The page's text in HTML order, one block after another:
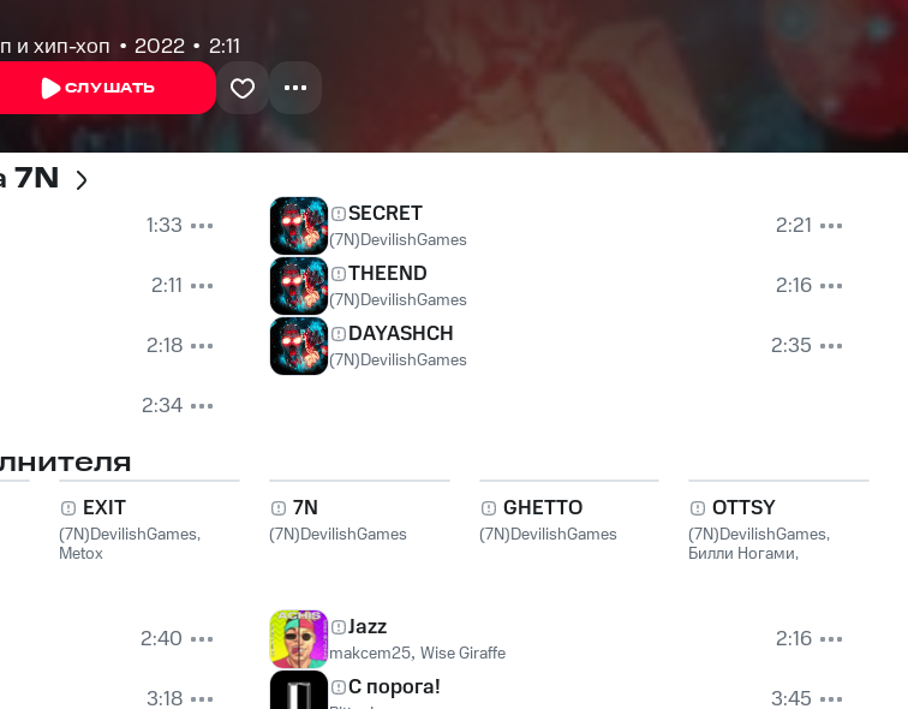
и хип-хоп 2022 2:11
СЛУШАТЬ
7N
1:33
2:11
2:18
2:34
SECRET
(7N)DevilishGames
2:21
THEEND
(7N)DevilishGames
2:16
DAYASHCH
(7N)DevilishGames 2:35
EXIT
(7N)DevilishGames,
Metox
7N
(7N)DevilishGames
GHETTO
(7N)DevilishGames
OTTSY
(7N)DevilishGames,
Билли Ногами,
2:40
3:18
Jazz
makcem25, Wise Giraffe
2:16
С порога!
3:45